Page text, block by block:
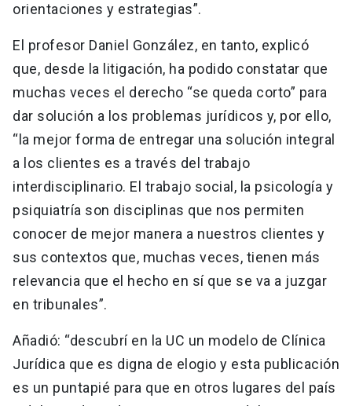
orientaciones y estrategias”.
El profesor Daniel González, en tanto, explicó
que, desde la litigación, ha podido constatar que
muchas veces el derecho “se queda corto” para
dar solución a los problemas jurídicos y, por ello,
“la mejor forma de entregar una solución integral
a los clientes es a través del trabajo
interdisciplinario. El trabajo social, la psicología y
psiquiatría son disciplinas que nos permiten
conocer de mejor manera a nuestros clientes y
sus contextos que, muchas veces, tienen más
relevancia que el hecho en sí que se va a juzgar
en tribunales”.
Añadió: “descubrí en la UC un modelo de Clínica
Jurídica que es digna de elogio y esta publicación
es un puntapié para que en otros lugares del país